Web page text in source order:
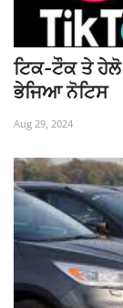
ਟਿਕ-ਟੌਕ ਤੇ ਹੇਲੋ
ਭੇਜਿਆ ਨੋਟਿਸ
Aug 29, 2024